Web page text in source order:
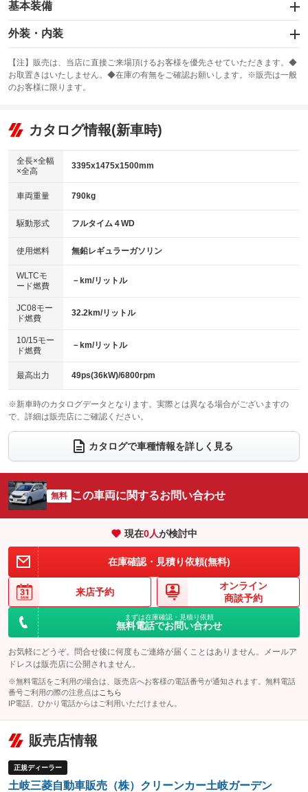
基本装備
エアバッグ：運転席/助手席
：装備あり
：装備なし
サンルーフ
：装備なし ABS
リフトアップ
：装備なし
：装備なし
パワーウィンドウ
アイドリングストップ
：装備あり
USB入力端子
：装備あり
100V電源
：装備なし
センターデフロック
：装備なし
電動格納ミラー
：装備あり
外装・内装
カーナビ：メモリーナビ他
：装備あり
TV
：装備なし
ビジュアル：-／DVD再生
：装備あり
：装備あり
革シート
キーレス
HID(キセノンライト)
：装備なし
バックカメラ
：装備なし
エアロ
：装備なし
：装備なし
パワーシート
ベンチシート
：装備なし
チップアップシート
：装備なし
：装備なし ：装備なし
ウォークスルー
：装備なし
電動リアゲート フロントカメラ
：装備なし
：装備なし ：装備なし
サイドカメラ
：装備なし ルーフレール
：装備なし
：装備なし
：装備なし
【注】販売は、当店に直接ご来場頂けるお客様を優先させていただきます。◆
お取置きはいたしません。◆在庫の有無をご確認お願いします。※販売は一般
のお客様に限ります。
カタログ情報(新車時)
全長×全幅
×全高
3395x1475x1500mm
車両重量 790kg
駆動形式 フルタイム４WD
使用燃料 無鉛レギュラーガソリン
WLTCモ
ード燃費
－km/リットル
JC08モー
ド燃費
32.2km/リットル
10/15モー
ド燃費
－km/リットル
最高出力 49ps(36kW)/6800rpm
※新車時のカタログデータとなります。実際とは異なる場合がございますの
で、詳細は販売店にご確認ください。
カタログで車種情報を詳しく見る
無料 この車両に関するお問い合わせ
現在0人が検討中
在庫確認・見積り依頼(無料)
来店予約
オンライン
商談予約
まずは在庫確認・見積り依頼
無料電話でお問い合わせ
お気軽にどうぞ。問合せ後に何度もご連絡が届くことはありません。メールア
ドレスは販売店に公開されません。
※無料電話をご利用の場合は、販売店へお客様の電話番号が通知されます。無料電話
番号ご利用の際の注意点は こちら
IP電話、ひかり電話からはご利用いただけません。
販売店情報
正規ディーラー
土岐三菱自動車販売（株）クリーンカー土岐ガーデン